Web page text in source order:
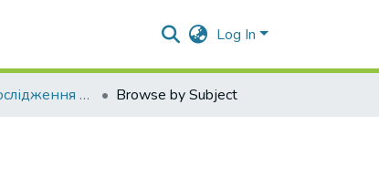
Log In
Проблеми дослідження речових доказів Browse by Subject